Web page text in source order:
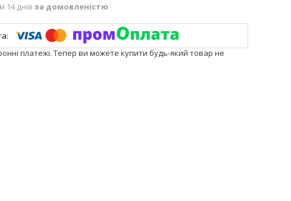
14 днів за домовленістю
платежі. Тепер ви можете купити будь-який товар не